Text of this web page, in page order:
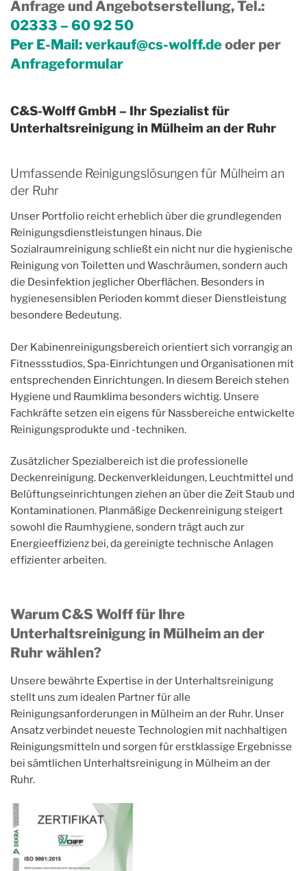
Anfrage und Angebotserstellung, Tel.:
02333 – 60 92 50
Per E-Mail:verkauf@cs-wolff.deoder per
Anfrageformular
C&S-Wolff GmbH – Ihr Spezialist für
Unterhaltsreinigung in Mülheim an der Ruhr
Umfassende Reinigungslösungen für Mülheim an
der Ruhr
Unser Portfolio reicht erheblich über die grundlegenden
Reinigungsdienstleistungen hinaus. Die
Sozialraumreinigung schließt ein nicht nur die hygienische
Reinigung von Toiletten und Waschräumen, sondern auch
die Desinfektion jeglicher Oberflächen. Besonders in
hygienesensiblen Perioden kommt dieser Dienstleistung
besondere Bedeutung.
Der Kabinenreinigungsbereich orientiert sich vorrangig an
Fitnessstudios, Spa-Einrichtungen und Organisationen mit
entsprechenden Einrichtungen. In diesem Bereich stehen
Hygiene und Raumklima besonders wichtig. Unsere
Fachkräfte setzen ein eigens für Nassbereiche entwickelte
Reinigungsprodukte und -techniken.
Zusätzlicher Spezialbereich ist die professionelle
Deckenreinigung. Deckenverkleidungen, Leuchtmittel und
Belüftungseinrichtungen ziehen an über die Zeit Staub und
Kontaminationen. Planmäßige Deckenreinigung steigert
sowohl die Raumhygiene, sondern trägt auch zur
Energieeffizienz bei, da gereinigte technische Anlagen
effizienter arbeiten.
Warum C&S Wolff für Ihre
Unterhaltsreinigung in Mülheim an der
Ruhr wählen?
Unsere bewährte Expertise in der Unterhaltsreinigung
stellt uns zum idealen Partner für alle
Reinigungsanforderungen in Mülheim an der Ruhr. Unser
Ansatz verbindet neueste Technologien mit nachhaltigen
Reinigungsmitteln und sorgen für erstklassige Ergebnisse
bei sämtlichen Unterhaltsreinigung in Mülheim an der
Ruhr.